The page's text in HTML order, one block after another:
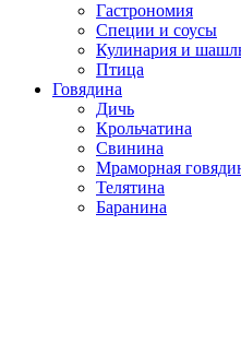
Гастрономия
Специи и соусы
Кулинария и
Птица
Говядина
Дичь
Крольчатина
Свинина
Мраморная
Телятина
Баранина